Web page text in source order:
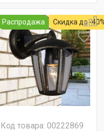
Распродажа Скидка до -
Код товара: 00222869